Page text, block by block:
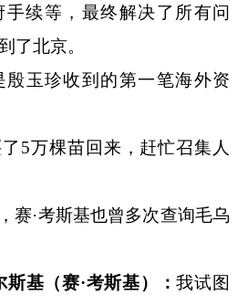
续等，最终解决了所有问
了北京。
玉珍收到的第一笔海外资
5万棵苗回来，赶忙召集人
·考斯基也曾多次查询毛乌
斯基（赛·考斯基）：我试图